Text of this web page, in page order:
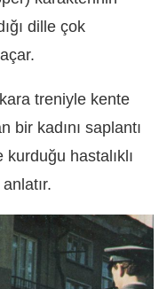
dille çok
treniyle kente
bir kadını saplantı
hastalıklı